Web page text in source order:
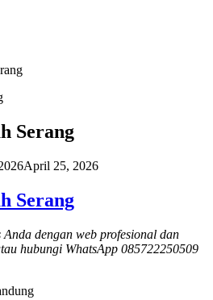
Serang
April 25, 2026
Serang
dengan web profesional dan
hubungi WhatsApp 085722250509